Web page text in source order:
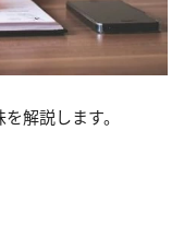
解説します。